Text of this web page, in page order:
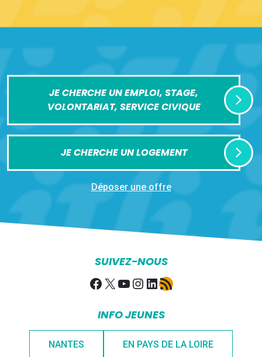
JE CHERCHE UN EMPLOI, STAGE,
VOLONTARIAT, SERVICE CIVIQUE
JE CHERCHE UN LOGEMENT
Déposer une offre
SUIVEZ-NOUS
Facebook
X YouTube
Instagram
LinkedIn
Flux RSS
INFO JEUNES
NANTES EN PAYS DE LA LOIRE